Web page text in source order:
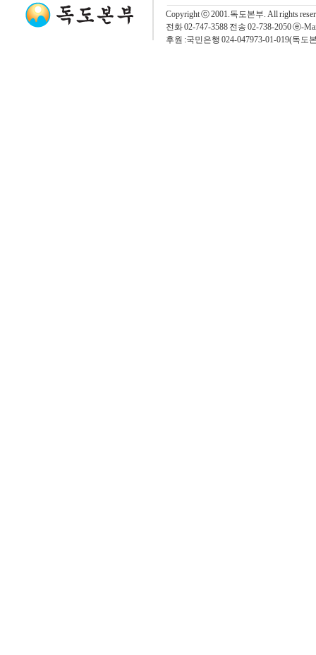
Copyright ⓒ 2001.독도본부. All rights
전화 02-747-3588 전송 02-738-2050 ⓔ-
후원 :국민은행 024-047973-01-019(독도